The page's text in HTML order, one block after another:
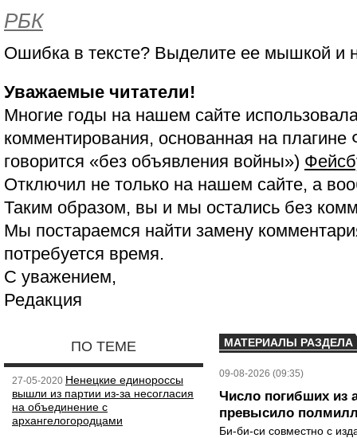
РБК
Ошибка в тексте? Выделите ее мышкой и
Уважаемые читатели!
Многие годы на нашем сайте
комментирования, основанная на
говорится «без объявления войны»)
Отключил не только на нашем сайте, а
Таким образом, вы и мы остались без
Мы постараемся найти замену
потребуется время.
С уважением,
Редакция
ПО ТЕМЕ
27-05-2020 Ненецкие единороссы
вышли из партии из-за несогласия
на объединение с
архангелогородцами
МАТЕРИАЛЫ РАЗДЕЛА
09-08-2026 (09:35)
Число погибших из
превысило
Би-би-си совместно с